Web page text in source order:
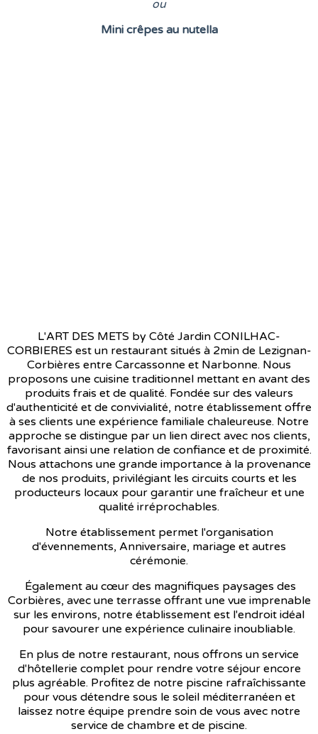
ou
Mini crêpes au nutella
L'ART DES METS by Côté Jardin CONILHAC-
CORBIERES est un restaurant situés à 2min de Lezignan-
Corbières entre Carcassonne et Narbonne. Nous
proposons une cuisine traditionnel mettant en avant des
produits frais et de qualité. Fondée sur des valeurs
d'authenticité et de convivialité, notre établissement offre
à ses clients une expérience familiale chaleureuse. Notre
approche se distingue par un lien direct avec nos clients,
favorisant ainsi une relation de confiance et de proximité.
Nous attachons une grande importance à la provenance
de nos produits, privilégiant les circuits courts et les
producteurs locaux pour garantir une fraîcheur et une
qualité irréprochables.
Notre établissement permet l'organisation
d'évennements, Anniversaire, mariage et autres
cérémonie.
Également au cœur des magnifiques paysages des
Corbières, avec une terrasse offrant une vue imprenable
sur les environs, notre établissement est l'endroit idéal
pour savourer une expérience culinaire inoubliable.
En plus de notre restaurant, nous offrons un service
d'hôtellerie complet pour rendre votre séjour encore
plus agréable. Profitez de notre piscine rafraîchissante
pour vous détendre sous le soleil méditerranéen et
laissez notre équipe prendre soin de vous avec notre
service de chambre et de piscine.